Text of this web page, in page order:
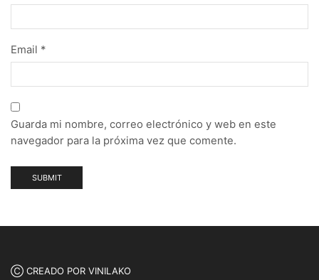
Email *
Guarda mi nombre, correo electrónico y web en este
navegador para la próxima vez que comente.
Ⓒ CREADO POR VINILAKO